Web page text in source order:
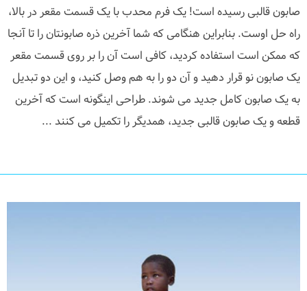
صابون قالبی رسیده است! یک فرم محدب با یک قسمت مقعر در بالا،
راه حل اوست. بنابراین هنگامی که شما آخرین ذره صابونتان را تا آنجا
که ممکن است استفاده کردید، کافی است آن را بر روی قسمت مقعر
یک صابون نو قرار دهید و آن دو را به هم وصل کنید، و این دو تبدیل
به یک صابون کامل جدید می شوند. طراحی اینگونه است که آخرین
قطعه و یک صابون قالبی جدید، همدیگر را تکمیل می کنند ...